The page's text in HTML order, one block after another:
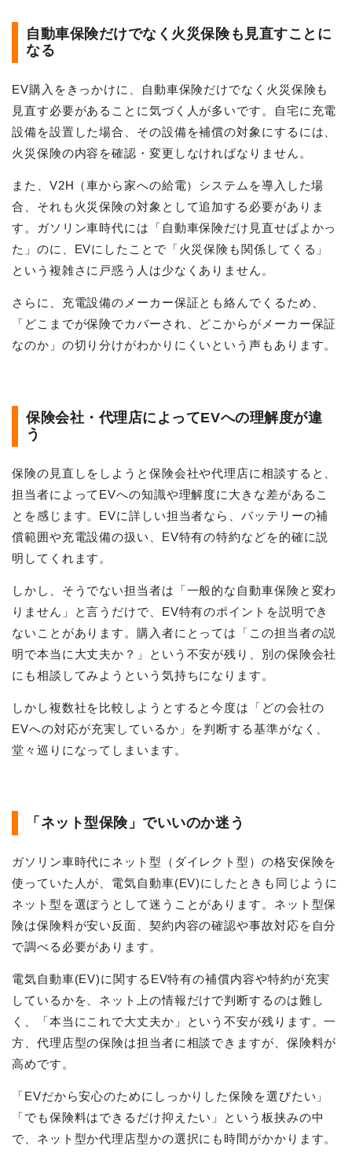
自動車保険だけでなく火災保険も見直すことに
なる
EV購入をきっかけに、自動車保険だけでなく火災保険も
見直す必要があることに気づく人が多いです。自宅に充電
設備を設置した場合、その設備を補償の対象にするには、
火災保険の内容を確認・変更しなければなりません。
また、V2H（車から家への給電）システムを導入した場
合、それも火災保険の対象として追加する必要がありま
す。ガソリン車時代には「自動車保険だけ見直せばよかっ
た」のに、EVにしたことで「火災保険も関係してくる」
という複雑さに戸惑う人は少なくありません。
さらに、充電設備のメーカー保証とも絡んでくるため、
「どこまでが保険でカバーされ、どこからがメーカー保証
なのか」の切り分けがわかりにくいという声もあります。
保険会社・代理店によってEVへの理解度が違
う
保険の見直しをしようと保険会社や代理店に相談すると、
担当者によってEVへの知識や理解度に大きな差があるこ
とを感じます。EVに詳しい担当者なら、バッテリーの補
償範囲や充電設備の扱い、EV特有の特約などを的確に説
明してくれます。
しかし、そうでない担当者は「一般的な自動車保険と変わ
りません」と言うだけで、EV特有のポイントを説明でき
ないことがあります。購入者にとっては「この担当者の説
明で本当に大丈夫か？」という不安が残り、別の保険会社
にも相談してみようという気持ちになります。
しかし複数社を比較しようとすると今度は「どの会社の
EVへの対応が充実しているか」を判断する基準がなく、
堂々巡りになってしまいます。
「ネット型保険」でいいのか迷う
ガソリン車時代にネット型（ダイレクト型）の格安保険を
使っていた人が、電気自動車(EV)にしたときも同じように
ネット型を選ぼうとして迷うことがあります。ネット型保
険は保険料が安い反面、契約内容の確認や事故対応を自分
で調べる必要があります。
電気自動車(EV)に関するEV特有の補償内容や特約が充実
しているかを、ネット上の情報だけで判断するのは難し
く、「本当にこれで大丈夫か」という不安が残ります。一
方、代理店型の保険は担当者に相談できますが、保険料が
高めです。
「EVだから安心のためにしっかりした保険を選びたい」
「でも保険料はできるだけ抑えたい」という板挟みの中
で、ネット型か代理店型かの選択にも時間がかかります。